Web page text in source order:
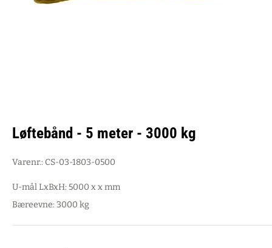
Løftebånd - 5 meter - 3000 kg
Varenr.: CS-03-1803-0500
U-mål LxBxH: 5000 x x mm
Bæreevne: 3000 kg